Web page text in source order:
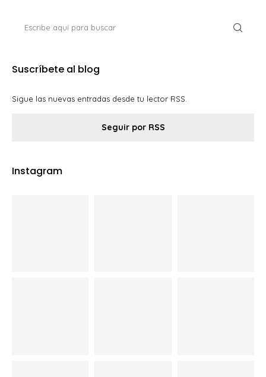
Suscríbete al blog
Sigue las nuevas entradas desde tu lector RSS.
Seguir por RSS
Instagram